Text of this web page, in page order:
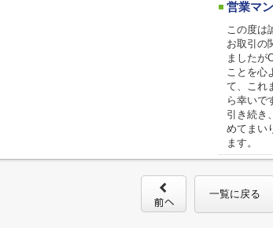
営業マ
この度は
お取引の
ましたが
ことを心
て、これ
ら幸いで
引き続き
めてまい
ます。
一覧に戻る